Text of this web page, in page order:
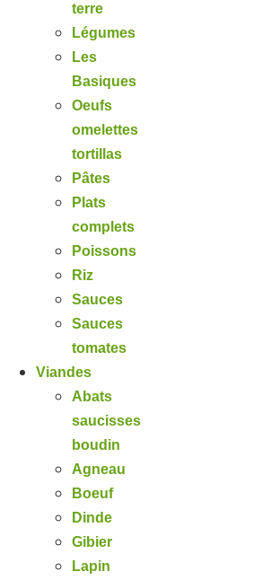
terre
Légumes
Les
Basiques
Oeufs
omelettes
tortillas
Pâtes
Plats
complets
Poissons
Riz
Sauces
Sauces
tomates
Viandes
Abats
saucisses
boudin
Agneau
Boeuf
Dinde
Gibier
Lapin